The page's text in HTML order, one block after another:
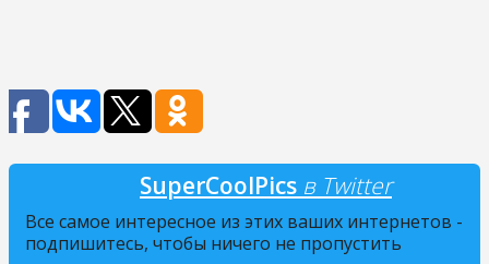
SuperCoolPics в Twitter
Все самое интересное из этих ваших интернетов -
подпишитесь, чтобы ничего не пропустить